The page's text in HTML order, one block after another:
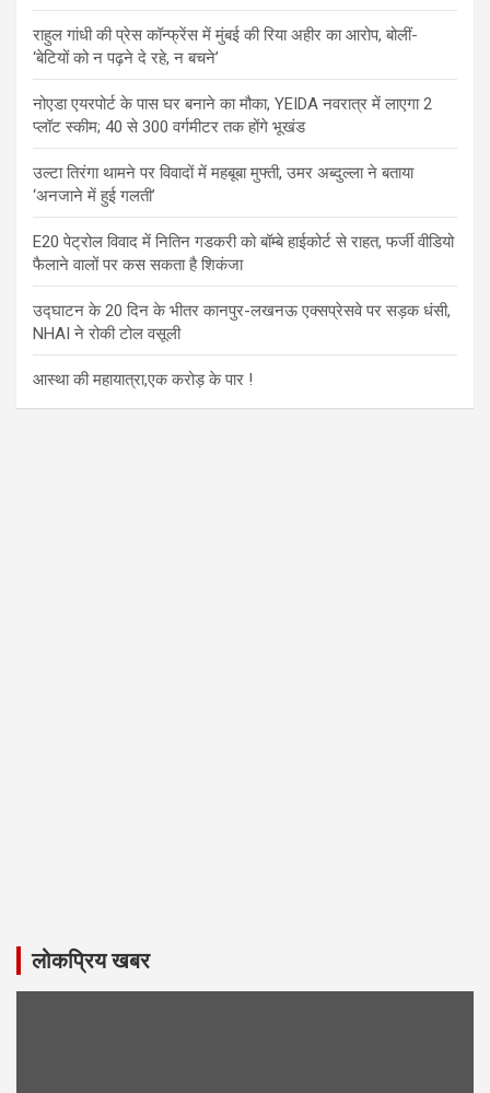
राहुल गांधी की प्रेस कॉन्फ्रेंस में मुंबई की रिया अहीर का आरोप, बोलीं-
‘बेटियों को न पढ़ने दे रहे, न बचने’
नोएडा एयरपोर्ट के पास घर बनाने का मौका, YEIDA नवरात्र में लाएगा 2
प्लॉट स्कीम; 40 से 300 वर्गमीटर तक होंगे भूखंड
उल्टा तिरंगा थामने पर विवादों में महबूबा मुफ्ती, उमर अब्दुल्ला ने बताया
‘अनजाने में हुई गलती’
E20 पेट्रोल विवाद में नितिन गडकरी को बॉम्बे हाईकोर्ट से राहत, फर्जी वीडियो
फैलाने वालों पर कस सकता है शिकंजा
उद्घाटन के 20 दिन के भीतर कानपुर-लखनऊ एक्सप्रेसवे पर सड़क धंसी,
NHAI ने रोकी टोल वसूली
आस्था की महायात्रा,एक करोड़ के पार !
लोकप्रिय खबर